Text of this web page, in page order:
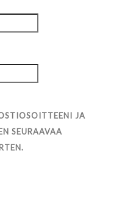
JA
SEURAAVAA